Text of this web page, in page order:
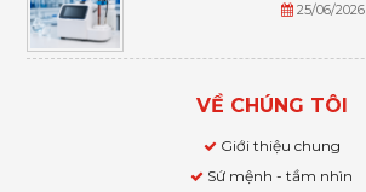
25/06/2026
VỀ CHÚNG TÔI
Giới thiệu chung
Sứ mệnh - tầm nhìn